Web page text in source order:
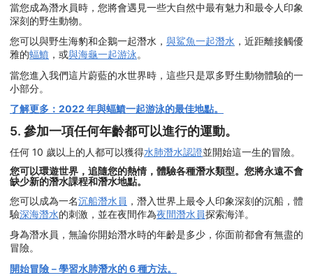
當您成為潛水員時，您將會遇見一些大自然中最有魅力和最令人印象
深刻的野生動物。
您可以與野生海豹和企鵝一起潛水， 與鯊魚一起潛水 ，近距離接觸優
雅的蝠鱝 ，或與海龜一起游泳。
當您進入我們這片蔚藍的水世界時，這些只是眾多野生動物體驗的一
小部分。
了解更多：2022 年與蝠鱝一起游泳的最佳地點。
5. 參加一項任何年齡都可以進行的運動。
任何 10 歲以上的人都可以獲得水肺潛水認證並開始這一生的冒險。
您可以環遊世界，追隨您的熱情，體驗各種潛水類型。您將永遠不會
缺少新的潛水課程和潛水地點。
您可以成為一名沉船潛水員 ，潛入世界上最令人印象深刻的沉船，體
驗深海潛水的刺激，並在夜間作為夜間潛水員探索海洋。
身為潛水員，無論你開始潛水時的年齡是多少，你面前都會有無盡的
冒險。
開始冒險－學習水肺潛水的 6 種方法。